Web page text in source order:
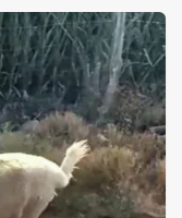
立熟悉感，平
獅並未因物種
動影片曝光
笑稱「都是老
」、「貓科果
是相當罕見且
。由於必須先
認環境無虞
幼虎，因此救
快走」，純真
讓不少人感受
對方即將離
望把自己最喜
未結束，加上
客最後婉拒了
保留的熱情與
刻、也最溫暖